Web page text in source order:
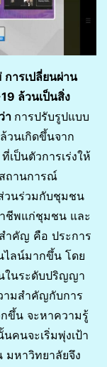
ารเปลี่ยนผ่าน
ล้วนเป็นสิ่ง
า การปรับรูปแบบ
วนเกิดขึ้นจาก
ป็นตัวการเร่งให้
สถานการณ์
วนร่วมกับชุมชน
ชีพแก่ชุมชน และ
ำคัญ คือ ประการ
ไลน์มากขึ้น โดย
ในระดับปริญญา
มสำคัญกับการ
ขึ้น จะหาความรู้
คนจะเริ่มพุ่งเป้า
มหาวิทยาลัยจึง